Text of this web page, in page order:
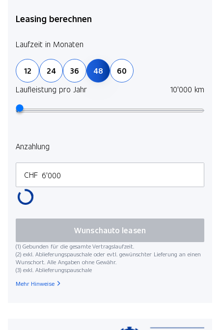
Leasing berechnen
Laufzeit in Monaten
12 24 36 48
60
Laufleistung pro Jahr
10'000 km
Anzahlung
CHF
(1) Gebunden für die gesamte Vertragslaufzeit.
(2) exkl. Ablieferungspauschale oder evtl. gewünschter Lieferung an einen
Wunschort. Alle Angaben ohne Gewähr.
(3) exkl. Ablieferungspauschale
Wunschauto leasen
Mehr Hinweise